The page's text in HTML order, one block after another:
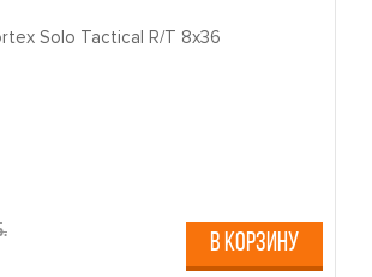
Solo Tactical R/T 8x36
В КОРЗИНУ